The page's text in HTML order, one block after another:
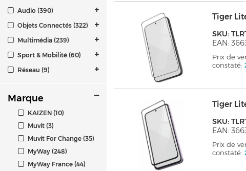
Audio (390)
Objets Connectés (322)
Multimédia (239)
Sport & Mobilité (60)
Réseau (9)
Marque
KAIZEN (10)
Muvit (3)
Muvit For Change (35)
MyWay (248)
MyWay France (44)
Tiger
SKU:
EAN:
Prix de
constaté:
Tiger
SKU:
EAN:
Prix de
constaté: